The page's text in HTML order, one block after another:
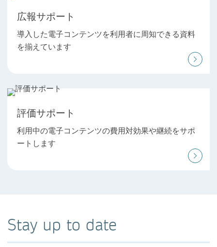
広報サポート
導入した電子コンテンツを利用者に周知できる資料
を揃えています
評価サポート
利用中の電子コンテンツの費用対効果や継続をサポ
ートします
Stay up to date